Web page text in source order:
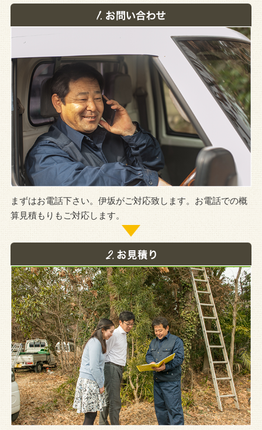
まずはお電話下さい。伊坂がご対応致します。お電話での概
算見積もりもご対応します。